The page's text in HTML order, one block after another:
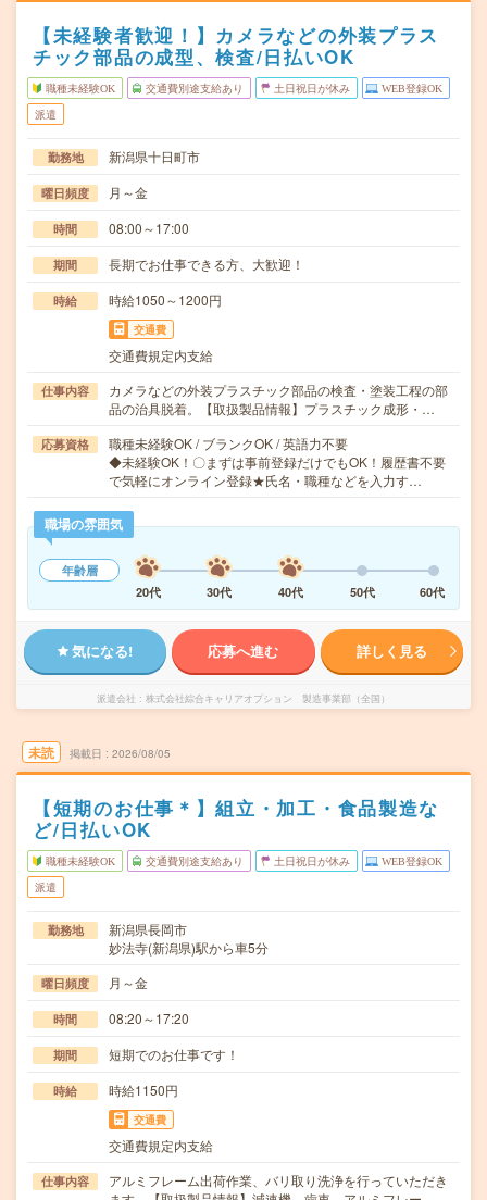
【未経験者歓迎！】カメラなどの外装プラス
チック部品の成型、検査/日払いOK
職種未経験OK 交通費別途支給あり 土日祝日が休み WEB登録OK
派遣
勤務地 新潟県十日町市
曜日頻度 月～金
時間 08:00～17:00
期間 長期でお仕事できる方、大歓迎！
時給 時給1050～1200円
交通費
交通費規定内支給
仕事内容
カメラなどの外装プラスチック部品の検査・塗装工程の部
品の治具脱着。【取扱製品情報】プラスチック成形・…
応募資格
職種未経験OK / ブランクOK / 英語力不要
◆未経験OK！〇まずは事前登録だけでもOK！履歴書不要
で気軽にオンライン登録★氏名・職種などを入力す…
職場の雰囲気
年齢層
20代
30代 40代 50代 60代
気になる! 応募へ進む 詳しく見る
派遣会社 株式会社綜合キャリアオプション 製造事業部（全国）
未読 掲載日 2026/08/05
【短期のお仕事＊】組立・加工・食品製造な
ど/日払いOK
職種未経験OK 交通費別途支給あり 土日祝日が休み WEB登録OK
派遣
勤務地
新潟県長岡市
妙法寺(新潟県)駅から車5分
曜日頻度 月～金
時間 08:20～17:20
期間 短期でのお仕事です！
時給 時給1150円
交通費
交通費規定内支給
仕事内容
アルミフレーム出荷作業、バリ取り洗浄を行っていただき